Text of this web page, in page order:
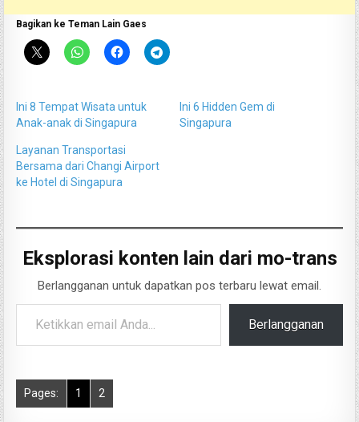
Bagikan ke Teman Lain Gaes
Ini 8 Tempat Wisata untuk
Anak-anak di Singapura
Ini 6 Hidden Gem di
Singapura
Layanan Transportasi
Bersama dari Changi Airport
ke Hotel di Singapura
Eksplorasi konten lain dari mo-trans
Berlangganan untuk dapatkan pos terbaru lewat email.
Ketikkan email Anda...
Berlangganan
Pages: 1 2